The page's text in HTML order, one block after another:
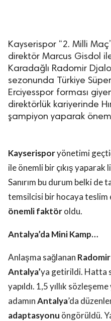
Kayserispor ‘‘2. Milli
direktör Marcus Gisdol ile
Karadağlı Radomir
sezonunda Türkiye
Erciyesspor forması
direktörlük kariyerinde
şampiyon yaparak
Kayserisporyönetimi
ile önemli bir çıkış yaparak
Sanırım bu durum belki de
temsilcisi bir hocaya
önemli faktöroldu.
Antalya’da Mini Kamp…
Anlaşma sağlanan
Antalya’ya getirildi. Hatta
yapıldı. 1,5 yıllık sözleşeme
adamınAntalya’da
adaptasyonu öngörüldü.